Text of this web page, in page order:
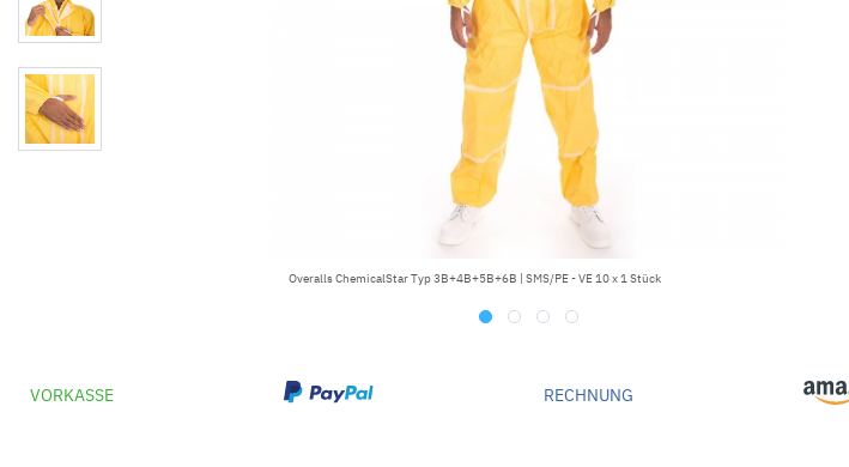
Overalls ChemicalStar Typ 3B+4B+5B+6B | SMS/PE - VE 10 x 1 Stück
VORKASSE RECHNUNG